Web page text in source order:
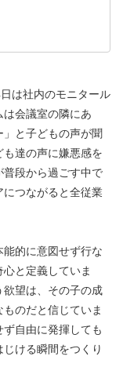
は社内のモニタール
会議室の隣にあ
と子どもの声が聞
達の声に嫌悪感を
段から過ごす中で
つながると全従業
的に意図せず行な
と定義していま
望は、その子の成
のだと信じていま
自由に発揮しても
ける瞬間をつくり